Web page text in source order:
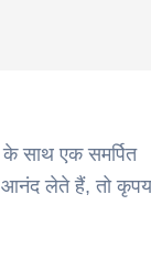
साथ एक समर्पित
आनंद लेते हैं, तो